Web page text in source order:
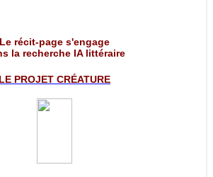
Le récit-page s'engage
la recherche IA littéraire
LE PROJET CRÉATURE